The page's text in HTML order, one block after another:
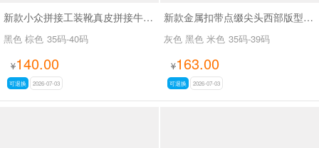
新款小众拼接工装靴真皮拼接牛仔布SA111
黑色 棕色 35码-40码
¥140.00
可退换 2026-07-03
新款金属扣带点缀尖头西部版型废土风尖头长靴SA8034
灰色 黑色 米色 35码-39码
¥163.00
可退换 2026-07-03